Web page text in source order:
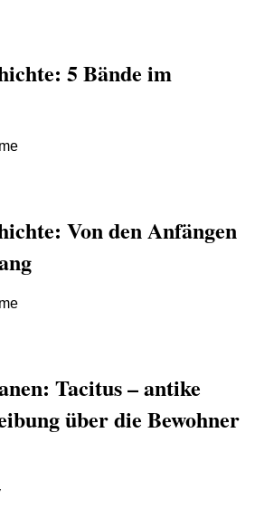
5 Bände im
Von den Anfängen
Tacitus – antike
über die Bewohner